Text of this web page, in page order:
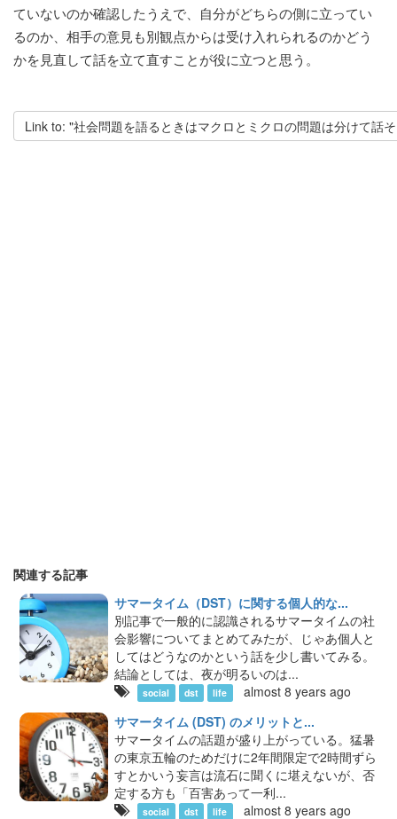
ていないのか確認したうえで、自分がどちらの側に立ってい
るのか、相手の意見も別観点からは受け入れられるのかどう
かを見直して話を立て直すことが役に立つと思う。
Link to: "社会問題を語るときはマクロとミクロの問題は分けて話
関連する記事
サマータイム（DST）に関する個人的な...
別記事で一般的に認識されるサマータイムの社
会影響についてまとめてみたが、じゃあ個人と
してはどうなのかという話を少し書いてみる。
結論としては、夜が明るいのは...
social dst life almost 8 years ago
サマータイム (DST) のメリットと...
サマータイムの話題が盛り上がっている。猛暑
の東京五輪のためだけに2年間限定で2時間ずら
すとかいう妄言は流石に聞くに堪えないが、否
定する方も「百害あって一利...
social dst life almost 8 years ago